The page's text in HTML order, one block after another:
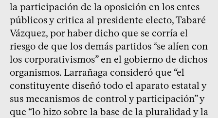
la participación de la oposición en los entes
públicos y critica al presidente electo, Tabaré
Vázquez, por haber dicho que se corría el
riesgo de que los demás partidos “se alíen con
los corporativismos” en el gobierno de dichos
organismos. Larrañaga consideró que “el
constituyente diseñó todo el aparato estatal y
sus mecanismos de control y participación” y
que “lo hizo sobre la base de la pluralidad y la